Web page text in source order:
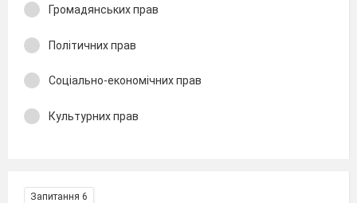
Громадянських прав
Політичних прав
Соціально-економічних прав
Культурних прав
Запитання 6